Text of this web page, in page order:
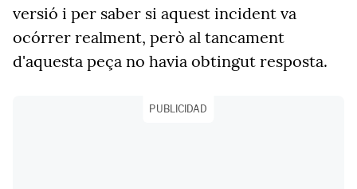
versió i per saber si aquest incident va
ocórrer realment, però al tancament
d'aquesta peça no havia obtingut resposta.
PUBLICIDAD